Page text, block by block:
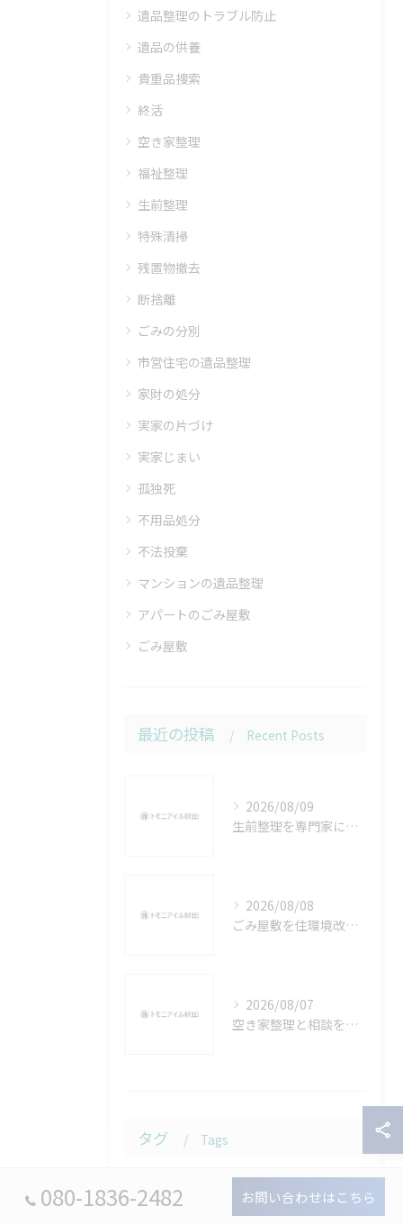
遺品整理のトラブル防止
遺品の供養
貴重品捜索
終活
空き家整理
福祉整理
生前整理
特殊清掃
残置物撤去
断捨離
ごみの分別
市営住宅の遺品整理
家財の処分
実家の片づけ
実家じまい
孤独死
不用品処分
不法投棄
マンションの遺品整理
アパートのごみ屋敷
ごみ屋敷
最近の投稿 Recent Posts
2026/08/09
生前整理を専門家に依頼する際のポイントと五城目町の特徴や名産をまとめて解説
2026/08/08
ごみ屋敷を住環境改善で解決する秋田県秋田市の相談と具体策まとめ
2026/08/07
空き家整理と相談を秋田県潟上市で安心して進めるための実践ガイド
タグ Tags
秋田 遺品整理 秋田市 見積り
080-1836-2482 お問い合わせはこちら